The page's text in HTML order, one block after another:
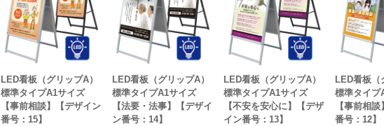
LED看板（グリップA）
標準タイプA1サイズ
【事前相談】【デザイン
番号：15】
LED看板（グリップA）
標準タイプA1サイズ
【法要・法事】【デザイ
ン番号：14】
LED看板（グリップA）
標準タイプA1サイズ
【不安を安心に】【デザ
イン番号：13】
LED看板（
標準タイプ
【事前相
番号：12】